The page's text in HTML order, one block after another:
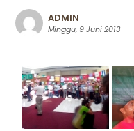
ADMIN
Minggu, 9 Juni 2013